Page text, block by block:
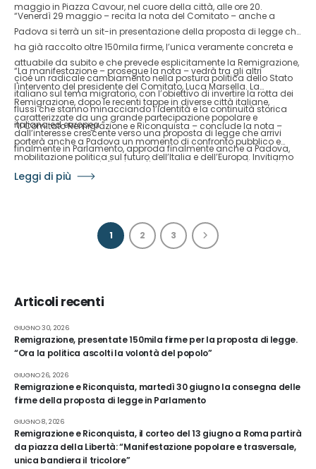
maggio in Piazza Cavour, nel cuore della città, alle ore 20.
“Venerdì 29 maggio – recita la nota del Comitato – anche a
Padova si terrà un sit-in presentazione della proposta di legge che
ha già raccolto oltre 150mila firme, l’unica veramente concreta e
attuabile da subito e che prevede esplicitamente la Remigrazione,
cioè un radicale cambiamento nella postura politica dello Stato
italiano sul tema migratorio, con l’obiettivo di invertire la rotta dei
flussi che stanno minacciando l’identità e la continuità storica
italiana ed europea.”
“La manifestazione – prosegue la nota – vedrà tra gli altri
l'intervento del presidente del Comitato, Luca Marsella. La
Remigrazione, dopo le recenti tappe in diverse città italiane,
caratterizzate da una grande partecipazione popolare e
dall’interesse crescente verso una proposta di legge che arrivi
finalmente in Parlamento, approda finalmente anche a Padova,
senza paure, senza infingimenti e senza compromessi con chi
vuole dissolvere la nostra Nazione.”
“Il Comitato Remigrazione e Riconquista – conclude la nota –
porterà anche a Padova un momento di confronto pubblico e
mobilitazione politica sul futuro dell’Italia e dell’Europa. Invitiamo
tutti i cittadini interessati a partecipare venerdì 29 maggio alle ore
Leggi di più
1 2 3
Articoli recenti
Remigrazione, presentate 150mila firme per la proposta di legge.
“Ora la politica ascolti la volontà del popolo”
GIUGNO 30, 2026
Remigrazione e Riconquista, martedì 30 giugno la consegna delle
firme della proposta di legge in Parlamento
GIUGNO 26, 2026
Remigrazione e Riconquista, il corteo del 13 giugno a Roma partirà
da piazza della Libertà: “Manifestazione popolare e trasversale,
unica bandiera il tricolore”
GIUGNO 8, 2026